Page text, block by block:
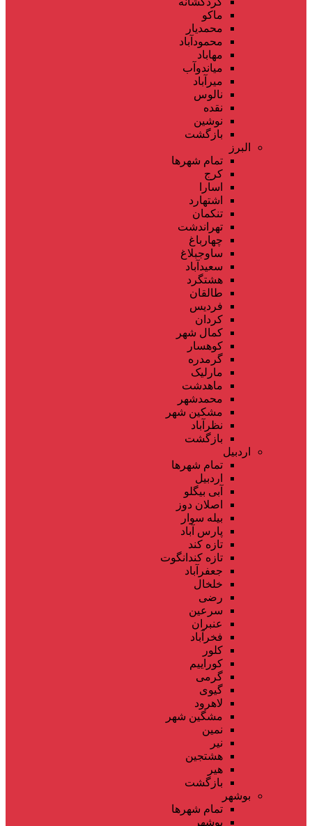
ماکو
محمدیار
محمودآباد
مهاباد
میاندوآب
میرآباد
نالوس
نقده
نوشین
بازگشت
البرز
تمام شهر‌ها
کرج
اسارا
اشتهارد
تنکمان
تهراندشت
چهارباغ
ساوجبلاغ
سعیدآباد
هشتگرد
طالقان
فردیس
کردان
کمال شهر
کوهسار
گرمدره
مارلیک
ماهدشت
محمدشهر
مشکین شهر
نظرآباد
بازگشت
اردبیل
تمام شهر‌ها
اردبیل
آبی بیگلو
اصلان دوز
بیله سوار
پارس آباد
تازه کند
تازه کندانگوت
جعفرآباد
خلخال
رضی
سرعین
عنبران
فخرآباد
کلور
کوراییم
گرمی
گیوی
لاهرود
مشگین شهر
نمین
نیر
هشتجین
هیر
بازگشت
بوشهر
تمام شهر‌ها
بوشهر